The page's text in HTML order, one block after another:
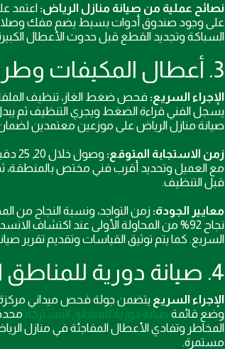
نصائح عملية من صيانة منازل الرياض: اعتمد
على وجود صندوق أدوات بسيط يضم مفك
السباكة وتجديد القطع قبل حدوث الأعطال
3. أعطال المكيفات وطرق التبريد السريع
الإجراء السريع: فحص ضغط الغاز، تنظيف
يسجل الفني قراءة الضغط ويجري التنظيف ثم
صيانة منازل الرياض على موزعين معتمدين
زمن الاستجابة المتوقع:
مع العميل وتحديد أقرب فني مختص بالمنطقة،
قبل التنظيف.
معايير الجودة: زمن التواجد، ونسبة النجاح من
السريع. كما يتم توثيق القياسات وتقديم تقرير
4. صيانة دورية للمناطق المشتركة في العقارات
الإجراء السريع يتضمن جولة فحص ميداني مركزة
وضع قائمة صيانة دورية للمناطق المشتركة
المخاطر وتفادي الأعطال المفاجئة في منازل
مستمرة.